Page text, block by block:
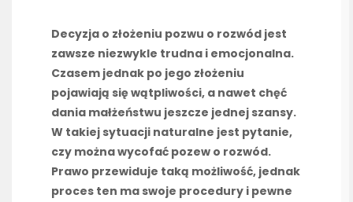
Decyzja o złożeniu pozwu o rozwód jest
zawsze niezwykle trudna i emocjonalna.
Czasem jednak po jego złożeniu
pojawiają się wątpliwości, a nawet chęć
dania małżeństwu jeszcze jednej szansy.
W takiej sytuacji naturalne jest pytanie,
czy można wycofać pozew o rozwód.
Prawo przewiduje taką możliwość, jednak
proces ten ma swoje procedury i pewne